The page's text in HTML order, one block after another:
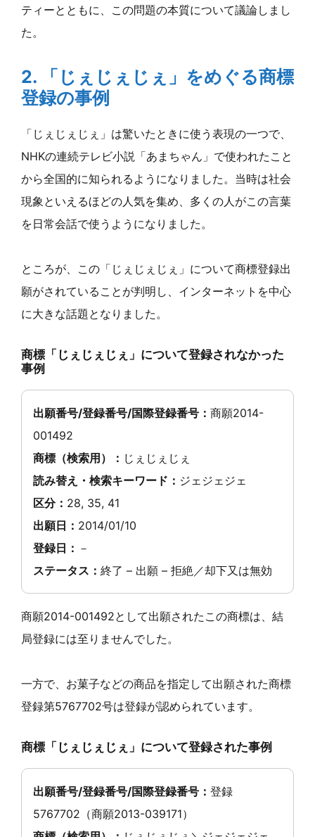
ティーとともに、この問題の本質について議論しまし
た。
2. 「じぇじぇじぇ」をめぐる商標
登録の事例
「じぇじぇじぇ」は驚いたときに使う表現の一つで、
NHKの連続テレビ小説「あまちゃん」で使われたこと
から全国的に知られるようになりました。当時は社会
現象といえるほどの人気を集め、多くの人がこの言葉
を日常会話で使うようになりました。
ところが、この「じぇじぇじぇ」について商標登録出
願がされていることが判明し、インターネットを中心
に大きな話題となりました。
商標「じぇじぇじぇ」について登録されなかった
事例
出願番号/登録番号/国際登録番号： 商願2014-
001492
商標（検索用）： じぇじぇじぇ
読み替え・検索キーワード： ジェジェジェ
区分： 28, 35, 41
出願日： 2014/01/10
登録日： －
ステータス： 終了 – 出願 – 拒絶／却下又は無効
商願2014-001492として出願されたこの商標は、結
局登録には至りませんでした。
一方で、お菓子などの商品を指定して出願された商標
登録第5767702号は登録が認められています。
商標「じぇじぇじぇ」について登録された事例
出願番号/登録番号/国際登録番号： 登録
5767702（商願2013-039171）